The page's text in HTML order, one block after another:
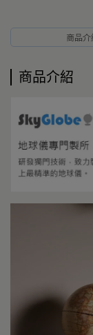
商品介
商品介紹